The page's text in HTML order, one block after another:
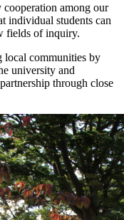
among our
individual students can
fields of inquiry.
local communities by
university and
through close